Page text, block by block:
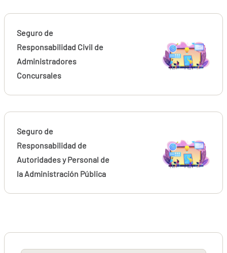
Seguro de
Responsabilidad Civil de
Administradores
Concursales
Seguro de
Responsabilidad de
Autoridades y Personal de
la Administración Pública